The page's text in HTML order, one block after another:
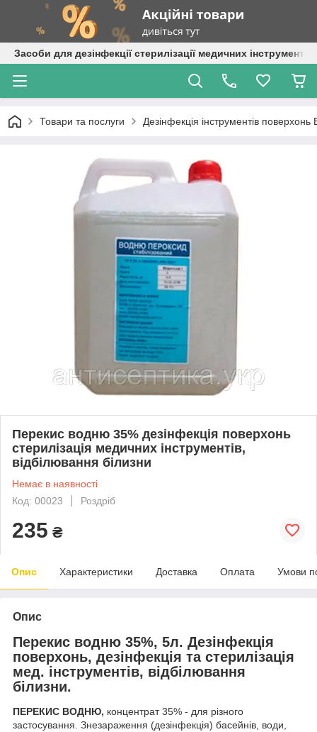
Засоби для дезінфекції стерилізації медичних
Товари та послуги Дезінфекція інструментів
Перекис водню 35% дезінфекція поверхонь
стерилізація медичних інструментів,
відбілювання білизни
Немає в наявності
Код: 00023
Роздріб
235 ₴
Опис Характеристики Доставка Оплата Умови
Опис
Перекис водню 35%, 5л. Дезінфекція
поверхонь, дезінфекція та стерилізація
мед. інструментів, відбілювання
білизни.
ПЕРЕКИС ВОДНЮ, концентрат 35% - для різного
застосування. Знезараження (дезінфекція) басейнів, води,